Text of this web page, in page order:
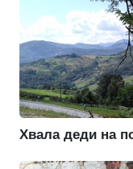
Хвала деди на